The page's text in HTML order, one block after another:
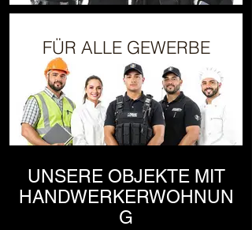
FÜR ALLE GEWERBE
UNSERE OBJEKTE MIT
HANDWERKERWOHNUN
G